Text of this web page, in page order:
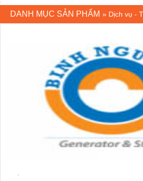
DANH MỤC SẢN PHẨM » Dịch vụ -